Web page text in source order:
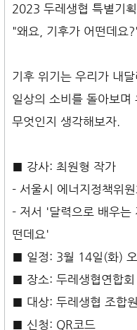
2023 두레생협 특별기
"왜요, 기후가 어떤데요
기후 위기는 우리가 내
일상의 소비를 돌아보며
무엇인지 생각해보자.
■ 강사: 최원형 작가
- 서울시 에너지정책위
- 저서 '달력으로 배우는
떤데요'
■ 일정: 3월 14일(화)
■ 장소: 두레생협연합
■ 대상: 두레생협 조합원
■ 신청: QR코드